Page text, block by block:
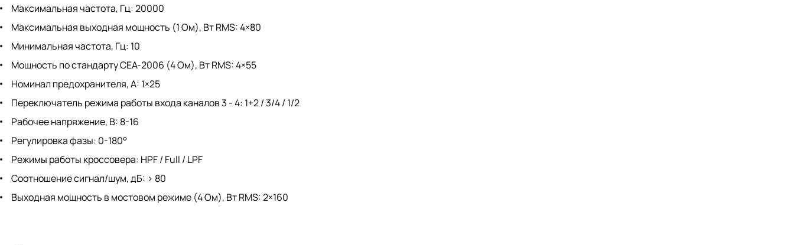
Максимальная частота, Гц: 20000
Максимальная выходная мощность (1 Ом), Вт RMS: 4×80
Минимальная частота, Гц: 10
Мощность по стандарту CEA-2006 (4 Ом), Вт RMS: 4×55
Номинал предохранителя, А: 1×25
Переключатель режима работы входа каналов 3 - 4: 1+2 / 3/4 / 1/2
Рабочее напряжение, В: 8-16
Регулировка фазы: 0-180°
Режимы работы кроссовера: HPF / Full / LPF
Соотношение сигнал/шум, дБ: > 80
Выходная мощность в мостовом режиме (4 Ом), Вт RMS: 2×160